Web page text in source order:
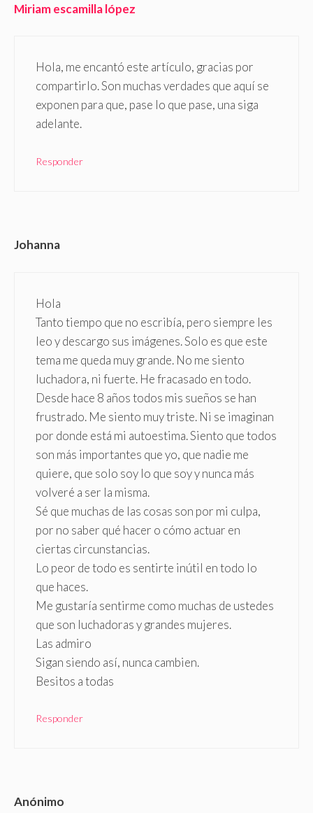
Miriam escamilla lópez
Hola, me encantó este artículo, gracias por
compartirlo. Son muchas verdades que aquí se
exponen para que, pase lo que pase, una siga
adelante.
Responder
Johanna
Hola
Tanto tiempo que no escribía, pero siempre les
leo y descargo sus imágenes. Solo es que este
tema me queda muy grande. No me siento
luchadora, ni fuerte. He fracasado en todo.
Desde hace 8 años todos mis sueños se han
frustrado. Me siento muy triste. Ni se imaginan
por donde está mi autoestima. Siento que todos
son más importantes que yo, que nadie me
quiere, que solo soy lo que soy y nunca más
volveré a ser la misma.
Sé que muchas de las cosas son por mi culpa,
por no saber qué hacer o cómo actuar en
ciertas circunstancias.
Lo peor de todo es sentirte inútil en todo lo
que haces.
Me gustaría sentirme como muchas de ustedes
que son luchadoras y grandes mujeres.
Las admiro
Sigan siendo así, nunca cambien.
Besitos a todas
Responder
Anónimo